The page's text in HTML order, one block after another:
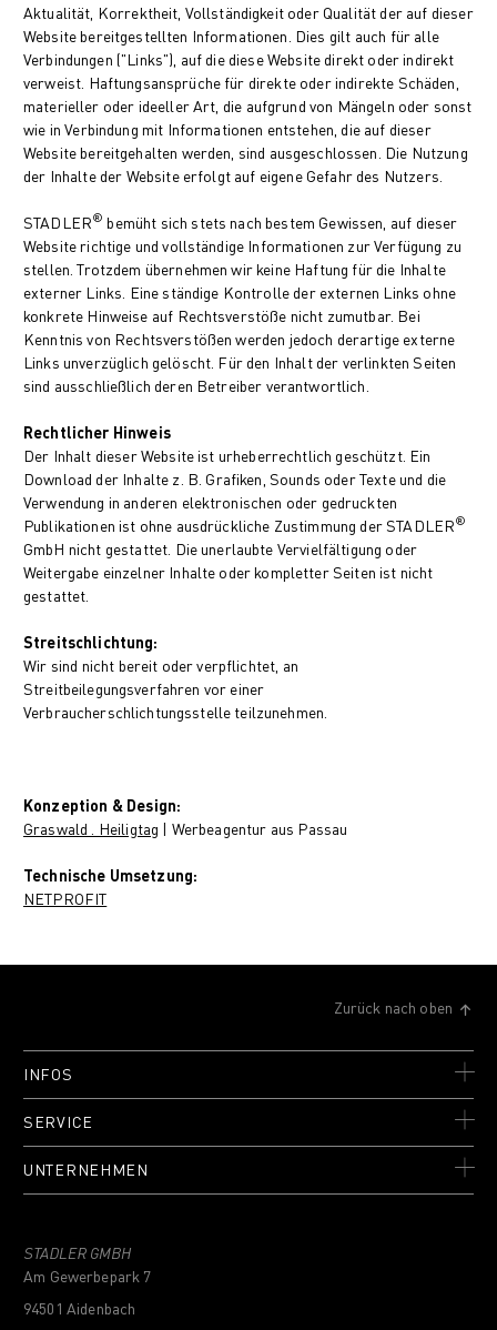
Aktualität, Korrektheit, Vollständigkeit oder Qualität der auf dieser
Website bereitgestellten Informationen. Dies gilt auch für alle
Verbindungen ("Links"), auf die diese Website direkt oder indirekt
verweist. Haftungsansprüche für direkte oder indirekte Schäden,
materieller oder ideeller Art, die aufgrund von Mängeln oder sonst
wie in Verbindung mit Informationen entstehen, die auf dieser
Website bereitgehalten werden, sind ausgeschlossen. Die Nutzung
der Inhalte der Website erfolgt auf eigene Gefahr des Nutzers.
STADLER®bemüht sich stets nach bestem Gewissen, auf dieser
Website richtige und vollständige Informationen zur Verfügung zu
stellen. Trotzdem übernehmen wir keine Haftung für die Inhalte
externer Links. Eine ständige Kontrolle der externen Links ohne
konkrete Hinweise auf Rechtsverstöße nicht zumutbar. Bei
Kenntnis von Rechtsverstößen werden jedoch derartige externe
Links unverzüglich gelöscht. Für den Inhalt der verlinkten Seiten
sind ausschließlich deren Betreiber verantwortlich.
Rechtlicher Hinweis
Der Inhalt dieser Website ist urheberrechtlich geschützt. Ein
Download der Inhalte z. B. Grafiken, Sounds oder Texte und die
Verwendung in anderen elektronischen oder gedruckten
Publikationen ist ohne ausdrückliche Zustimmung der STADLER®
GmbH nicht gestattet. Die unerlaubte Vervielfältigung oder
Weitergabe einzelner Inhalte oder kompletter Seiten ist nicht
gestattet.
Streitschlichtung:
Wir sind nicht bereit oder verpflichtet, an
Streitbeilegungsverfahren vor einer
Verbraucherschlichtungsstelle teilzunehmen.
Konzeption & Design:
Graswald . Heiligtag | Werbeagentur aus Passau
Technische Umsetzung:
NETPROFIT
Zurück nach oben
INFOS
SERVICE
UNTERNEHMEN
STADLER GMBH
Am Gewerbepark 7
94501 Aidenbach